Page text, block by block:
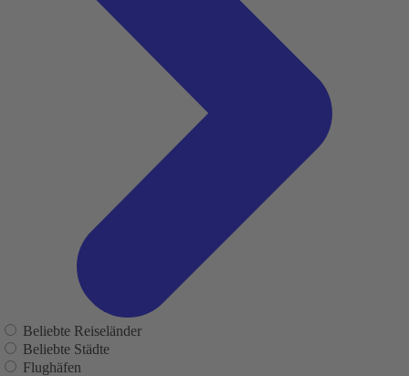
Beliebte Reiseländer
Beliebte Städte
Flughäfen